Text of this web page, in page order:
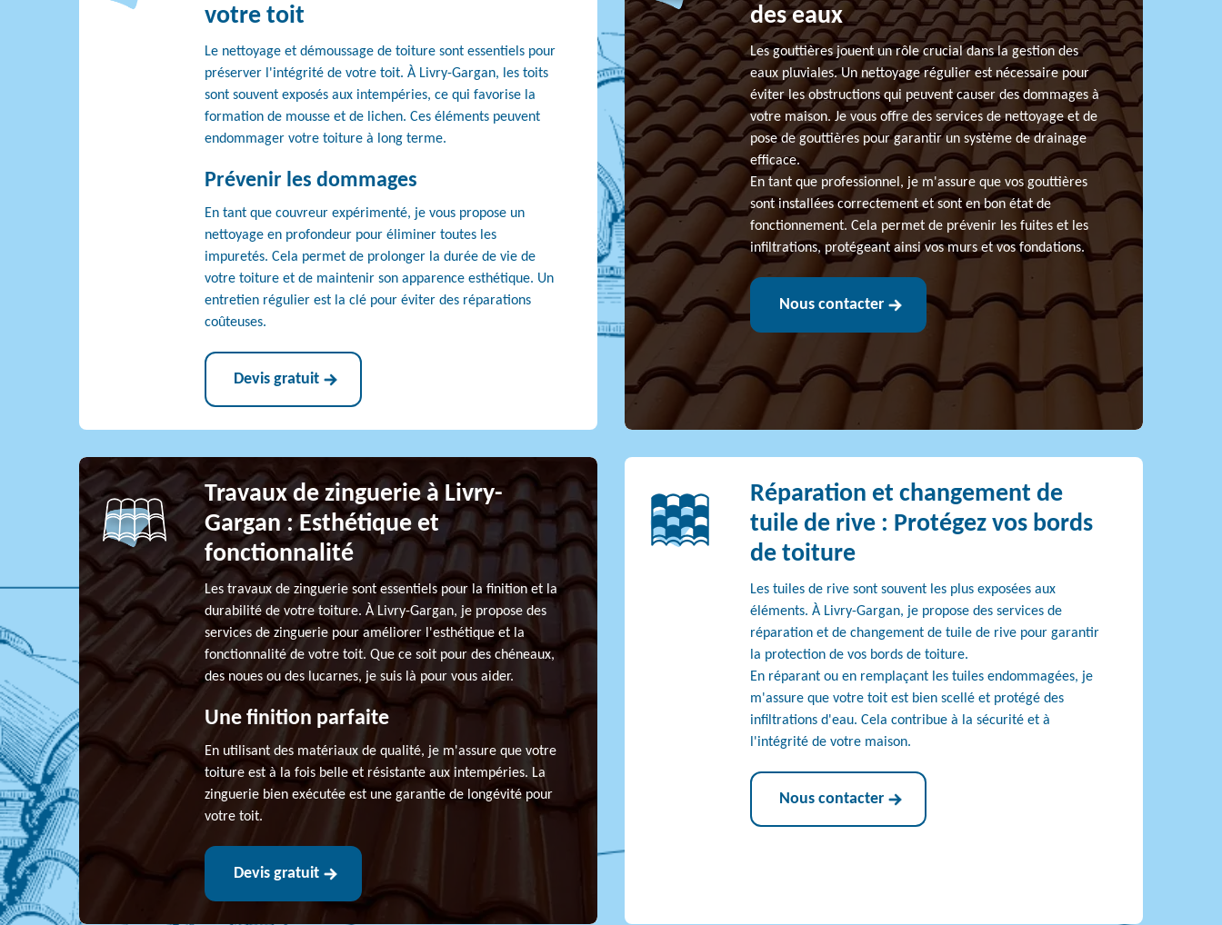
votre toit
Le nettoyage et démoussage de toiture sont essentiels pour
préserver l'intégrité de votre toit. À Livry-Gargan, les toits
sont souvent exposés aux intempéries, ce qui favorise la
formation de mousse et de lichen. Ces éléments peuvent
endommager votre toiture à long terme.
Prévenir les dommages
En tant que couvreur expérimenté, je vous propose un
nettoyage en profondeur pour éliminer toutes les
impuretés. Cela permet de prolonger la durée de vie de
votre toiture et de maintenir son apparence esthétique. Un
entretien régulier est la clé pour éviter des réparations
coûteuses.
Devis gratuit
des eaux
Les gouttières jouent un rôle crucial dans la gestion des
eaux pluviales. Un nettoyage régulier est nécessaire pour
éviter les obstructions qui peuvent causer des dommages à
votre maison. Je vous offre des services de nettoyage et de
pose de gouttières pour garantir un système de drainage
efficace.
En tant que professionnel, je m'assure que vos gouttières
sont installées correctement et sont en bon état de
fonctionnement. Cela permet de prévenir les fuites et les
infiltrations, protégeant ainsi vos murs et vos fondations.
Nous contacter
Travaux de zinguerie à Livry-
Gargan : Esthétique et
fonctionnalité
Les travaux de zinguerie sont essentiels pour la finition et la
durabilité de votre toiture. À Livry-Gargan, je propose des
services de zinguerie pour améliorer l'esthétique et la
fonctionnalité de votre toit. Que ce soit pour des chéneaux,
des noues ou des lucarnes, je suis là pour vous aider.
Une finition parfaite
En utilisant des matériaux de qualité, je m'assure que votre
toiture est à la fois belle et résistante aux intempéries. La
zinguerie bien exécutée est une garantie de longévité pour
votre toit.
Devis gratuit
Réparation et changement de
tuile de rive : Protégez vos bords
de toiture
Les tuiles de rive sont souvent les plus exposées aux
éléments. À Livry-Gargan, je propose des services de
réparation et de changement de tuile de rive pour garantir
la protection de vos bords de toiture.
En réparant ou en remplaçant les tuiles endommagées, je
m'assure que votre toit est bien scellé et protégé des
infiltrations d'eau. Cela contribue à la sécurité et à
l'intégrité de votre maison.
Nous contacter